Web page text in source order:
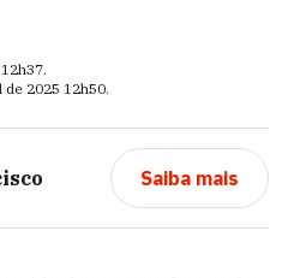
12h37.
de 2025 12h50.
Saiba mais